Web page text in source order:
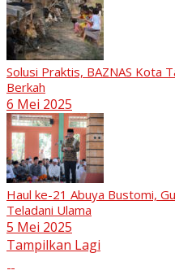
Solusi Praktis, BAZNAS Kota
Berkah
6 Mei 2025
Haul ke-21 Abuya Bustomi,
Teladani Ulama
5 Mei 2025
Tampilkan Lagi